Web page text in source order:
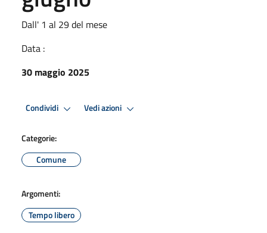
Dall' 1 al 29 del mese
Data :
30 maggio 2025
Condividi Vedi azioni
Categorie:
Comune
Argomenti:
Tempo libero